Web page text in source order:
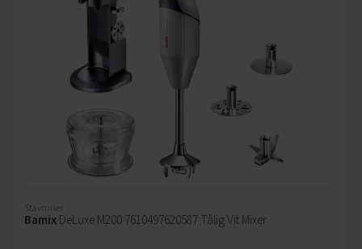
Stavmixer
Bamix DeLuxe M200 7610497620587 Tålig Vit Mixer